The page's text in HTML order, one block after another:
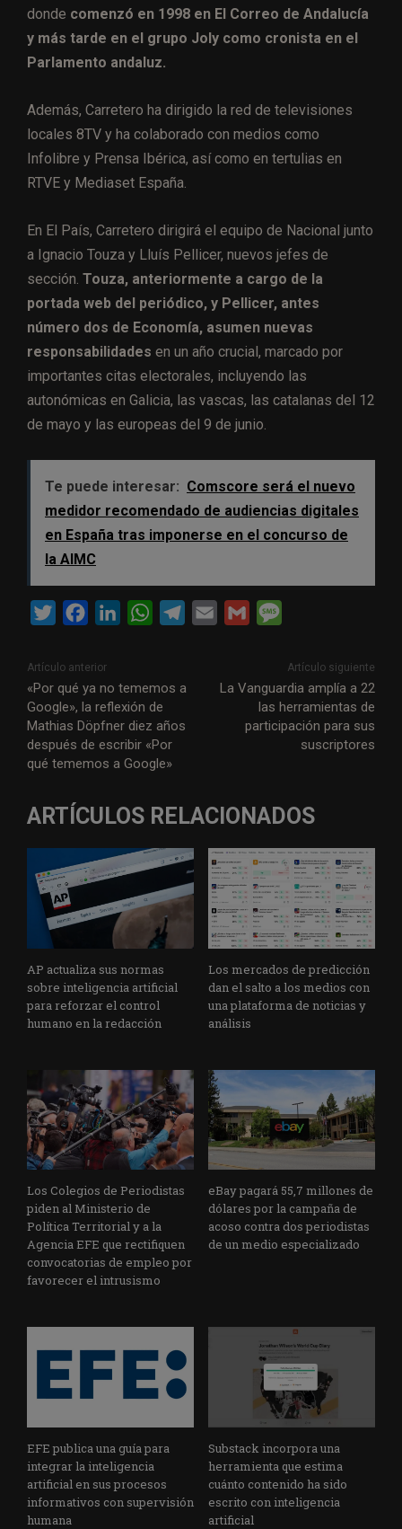
donde comenzó en 1998 en El Correo de Andalucía
y más tarde en el grupo Joly como cronista en el
Parlamento andaluz.
Además, Carretero ha dirigido la red de televisiones
locales 8TV y ha colaborado con medios como
Infolibre y Prensa Ibérica, así como en tertulias en
RTVE y Mediaset España.
En El País, Carretero dirigirá el equipo de Nacional junto
a Ignacio Touza y Lluís Pellicer, nuevos jefes de
sección. Touza, anteriormente a cargo de la
portada web del periódico, y Pellicer, antes
número dos de Economía, asumen nuevas
responsabilidades en un año crucial, marcado por
importantes citas electorales, incluyendo las
autonómicas en Galicia, las vascas, las catalanas del 12
de mayo y las europeas del 9 de junio.
Te puede interesar: Comscore será el nuevo
medidor recomendado de audiencias digitales
en España tras imponerse en el concurso de
la AIMC
i
t
t
e
r
c
e
b
o
o
k
e
d
I
W
t
s
A
p
e
i
i
s
s
a
g
Artículo anterior
«Por qué ya no tememos a
Google», la reflexión de
Mathias Döpfner diez años
después de escribir «Por
qué tememos a Google»
Artículo siguiente
La Vanguardia amplía a 22
las herramientas de
participación para sus
suscriptores
ARTÍCULOS RELACIONADOS
AP actualiza sus normas
sobre inteligencia artificial
para reforzar el control
humano en la redacción
Los mercados de predicción
dan el salto a los medios con
una plataforma de noticias y
análisis
Los Colegios de Periodistas
piden al Ministerio de
Política Territorial y a la
Agencia EFE que rectifiquen
convocatorias de empleo por
favorecer el intrusismo
eBay pagará 55,7 millones de
dólares por la campaña de
acoso contra dos periodistas
de un medio especializado
EFE publica una guía para
integrar la inteligencia
artificial en sus procesos
informativos con supervisión
humana
Substack incorpora una
herramienta que estima
cuánto contenido ha sido
escrito con inteligencia
artificial